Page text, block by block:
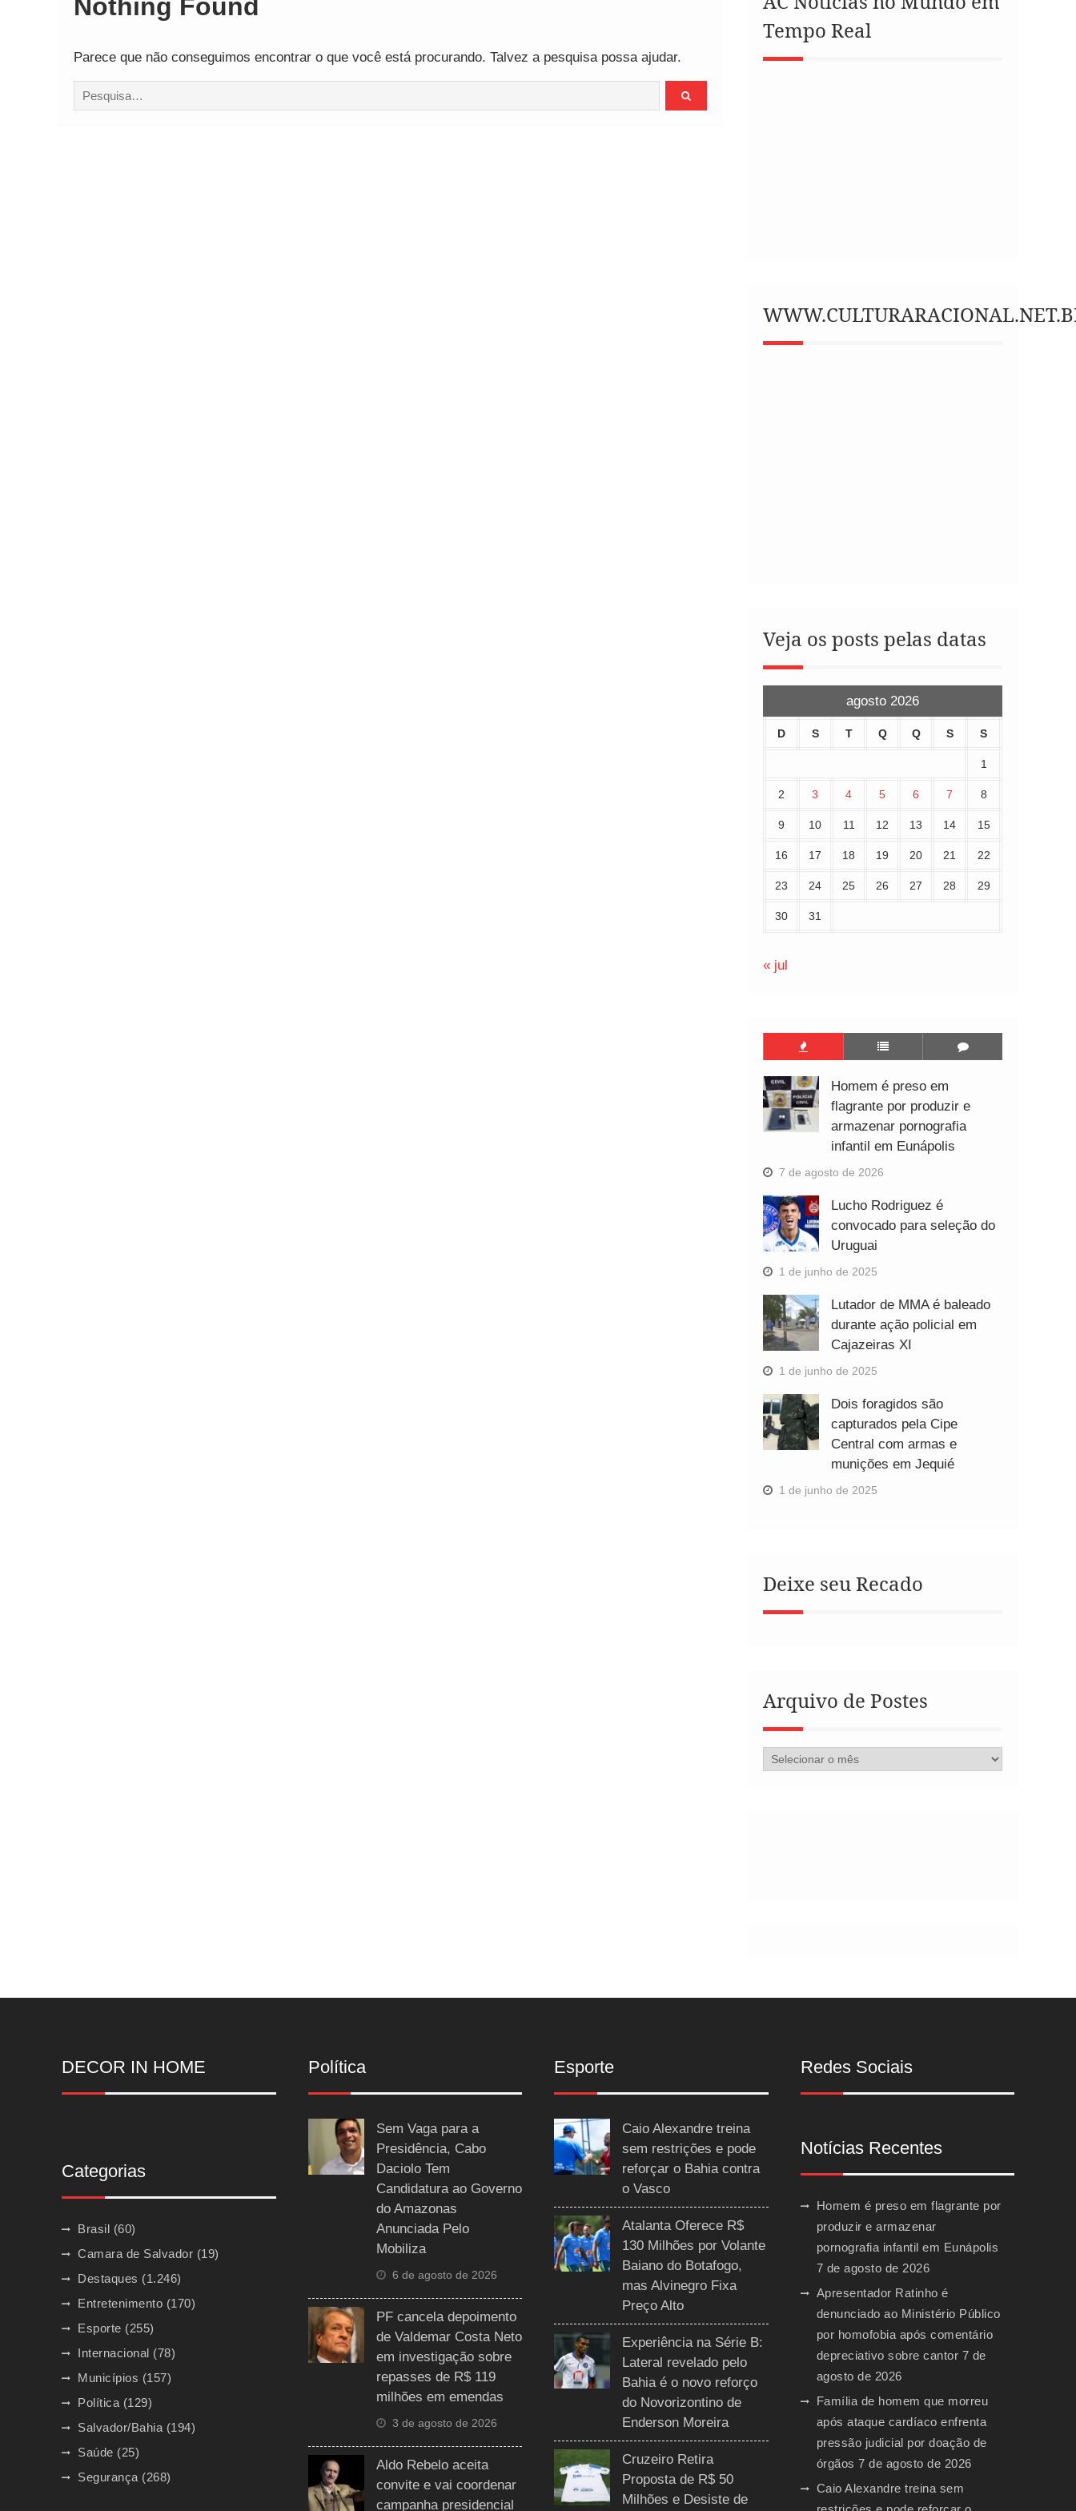
Nothing Found
Parece que não conseguimos encontrar o que você está procurando. Talvez a pesquisa possa ajudar.
Procurar
por:
Tempo Real
Veja os posts pelas datas
agosto 2026
D S T Q Q S S
1
2 3 4 5 6 7 8
9 10 11 12 13 14 15
16 17 18 19 20 21 22
23 24 25 26 27 28 29
30 31
« jul
Homem é preso em
flagrante por produzir e
armazenar pornografia
infantil em Eunápolis
7 de agosto de 2026
Lucho Rodriguez é
convocado para seleção do
Uruguai
1 de junho de 2025
Lutador de MMA é baleado
durante ação policial em
Cajazeiras XI
1 de junho de 2025
Dois foragidos são
capturados pela Cipe
Central com armas e
munições em Jequié
1 de junho de 2025
Deixe seu Recado
Arquivo de Postes
Arquivo
DECOR IN HOME
Categorias
Brasil (60)
Camara de Salvador (19)
Destaques (1.246)
Entretenimento (170)
Esporte (255)
Internacional (78)
Municípios (157)
Política (129)
Salvador/Bahia (194)
Saúde (25)
Segurança (268)
Política
Sem Vaga para a
Presidência, Cabo
Daciolo Tem
Candidatura ao Governo
do Amazonas
Anunciada Pelo
Mobiliza
6 de agosto de 2026
PF cancela depoimento
de Valdemar Costa Neto
em investigação sobre
repasses de R$ 119
milhões em emendas
3 de agosto de 2026
Aldo Rebelo aceita
convite e vai coordenar
campanha presidencial
Esporte
Caio Alexandre treina
sem restrições e pode
reforçar o Bahia contra
o Vasco
Atalanta Oferece R$
130 Milhões por Volante
Baiano do Botafogo,
mas Alvinegro Fixa
Preço Alto
Experiência na Série B:
Lateral revelado pelo
Bahia é o novo reforço
do Novorizontino de
Enderson Moreira
Cruzeiro Retira
Proposta de R$ 50
Milhões e Desiste de
Redes Sociais
Notícias Recentes
Homem é preso em flagrante por
produzir e armazenar
pornografia infantil em Eunápolis
7 de agosto de 2026
Apresentador Ratinho é
denunciado ao Ministério Público
por homofobia após comentário
depreciativo sobre cantor 7 de
agosto de 2026
Família de homem que morreu
após ataque cardíaco enfrenta
pressão judicial por doação de
órgãos 7 de agosto de 2026
Caio Alexandre treina sem